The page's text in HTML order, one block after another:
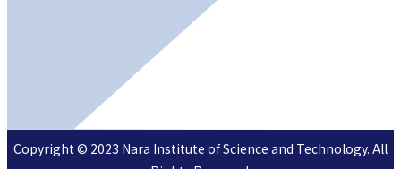
Copyright © 2023 Nara Institute of Science and Technology. All